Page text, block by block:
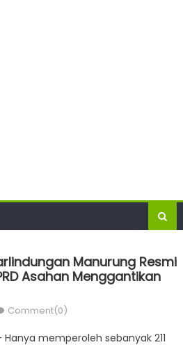
Manurung Resmi
Asahan Menggantikan
Comment(0)
memperoleh sebanyak 211